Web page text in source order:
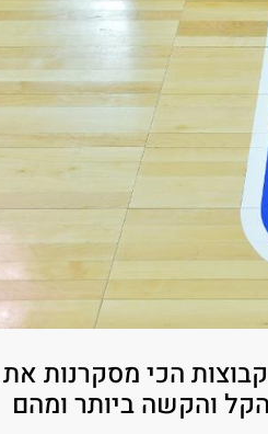
הכי מסקרנות את
הקל והקשה ביותר ומהם